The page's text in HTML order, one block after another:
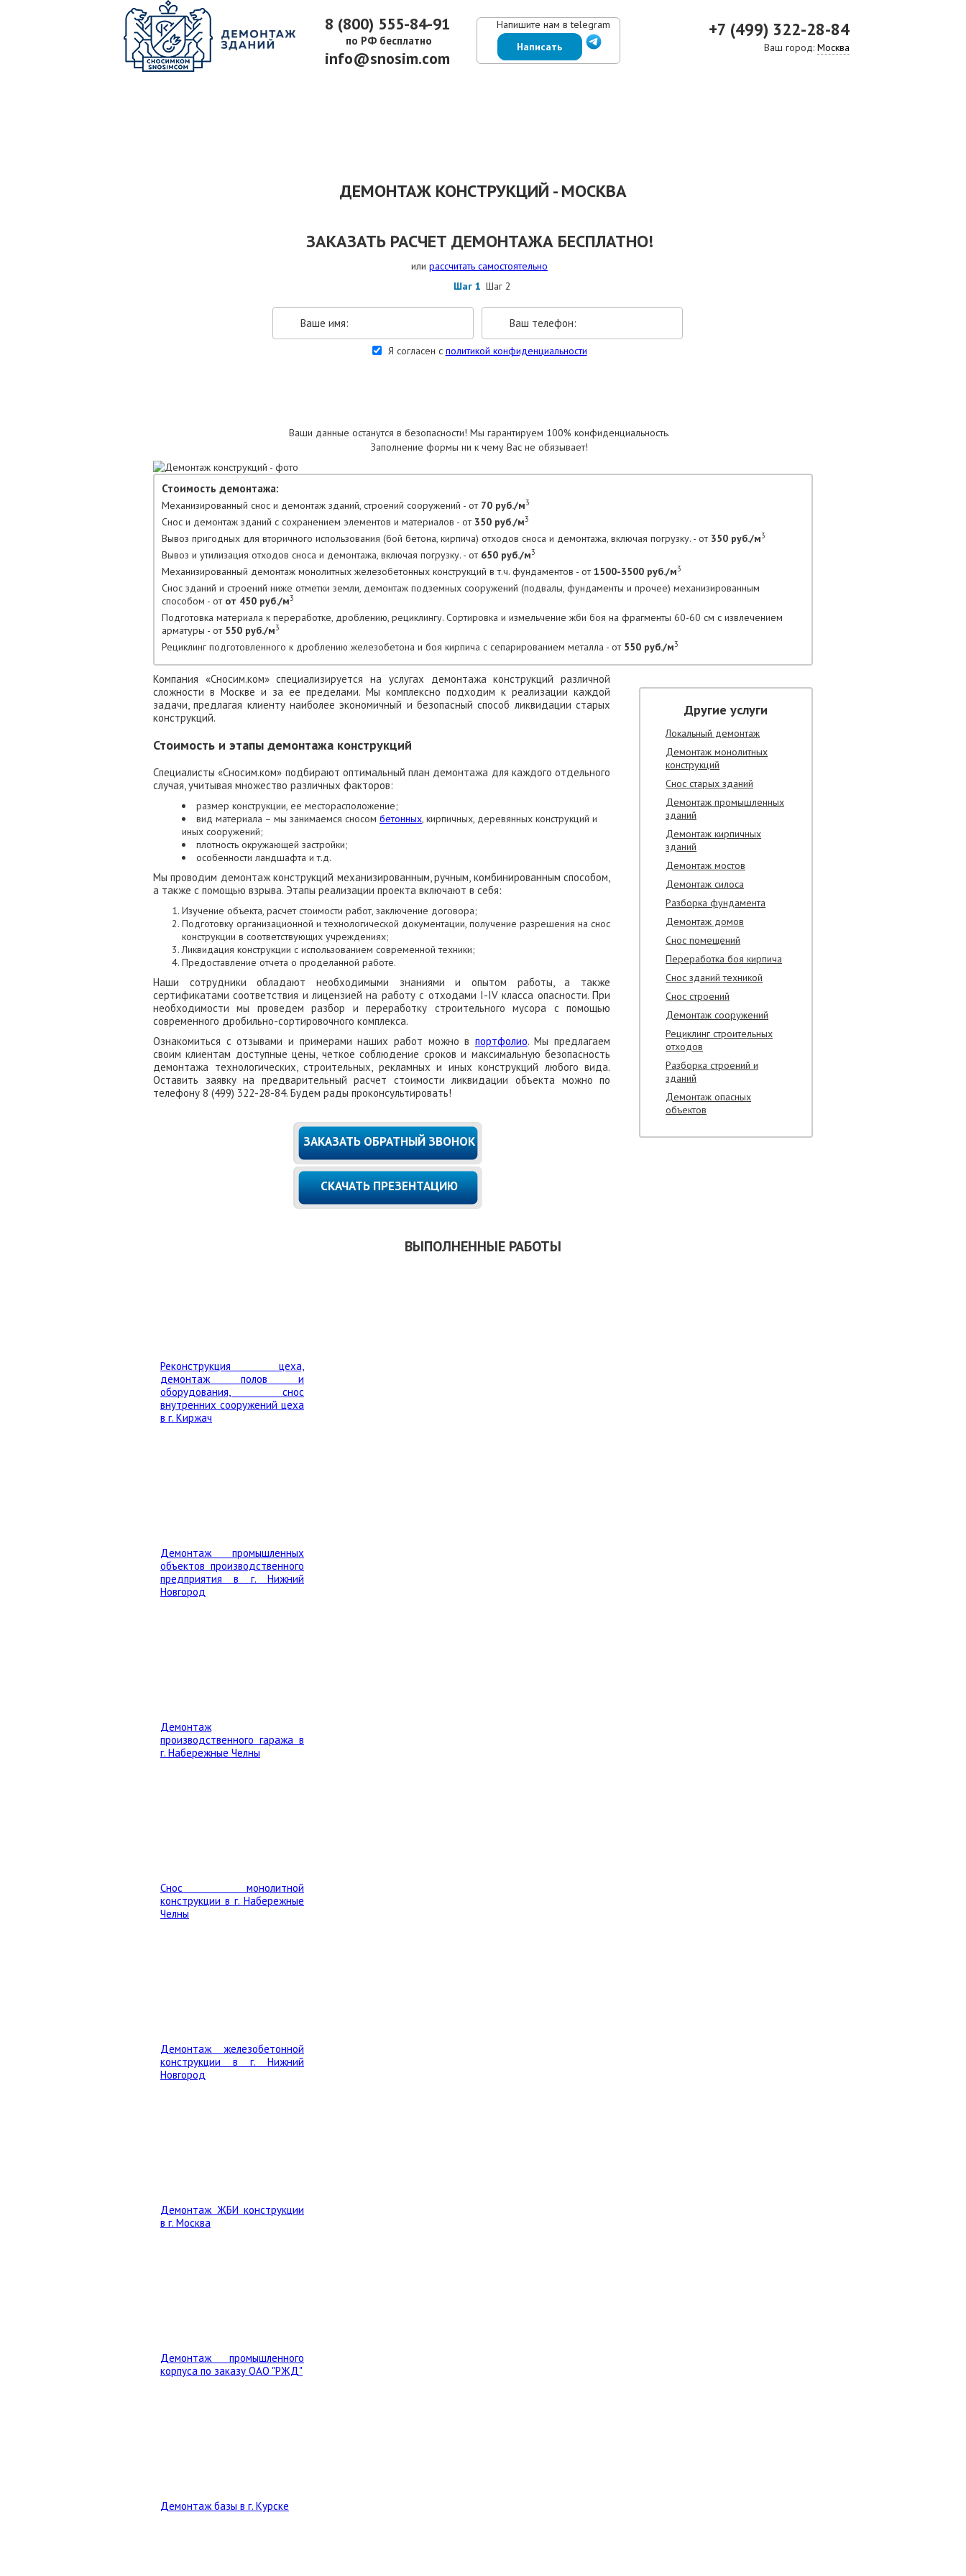
8 (800) 555-84-91
по РФ бесплатно
info@snosim.com
Напишите нам в telegram
Написать
+7 (499) 322-28-84
Ваш город: Москва
ДЕМОНТАЖ КОНСТРУКЦИЙ - МОСКВА
ЗАКАЗАТЬ РАСЧЕТ ДЕМОНТАЖА БЕСПЛАТНО!
или рассчитать самостоятельно
Шаг 1 Шаг 2
Я согласен с политикой конфиденциальности
Ваши данные останутся в безопасности! Мы гарантируем 100% конфиденциальность.
Заполнение формы ни к чему Вас не обязывает!
Стоимость демонтажа:
Механизированный снос и демонтаж зданий, строений сооружений - от 70 руб./м3
Снос и демонтаж зданий с сохранением элементов и материалов - от 350 руб./м3
Вывоз пригодных для вторичного использования (бой бетона, кирпича) отходов сноса и демонтажа, включая погрузку. - от 350 руб./м3
Вывоз и утилизация отходов сноса и демонтажа, включая погрузку. - от 650 руб./м3
Механизированный демонтаж монолитных железобетонных конструкций в т.ч. фундаментов - от1500-3500 руб./м3
Снос зданий и строений ниже отметки земли, демонтаж подземных сооружений (подвалы, фундаменты и прочее) механизированным
способом - от от 450 руб./м3
Подготовка материала к переработке, дроблению, рециклингу. Сортировка и измельчение жби боя на фрагменты 60-60 см с извлечением
арматуры - от 550 руб./м3
Рециклинг подготовленного к дроблению железобетона и боя кирпича с сепарированием металла - от 550 руб./м3
Другие услуги
Локальный демонтаж
Демонтаж монолитных
конструкций
Снос старых зданий
Демонтаж промышленных
зданий
Демонтаж кирпичных
зданий
Демонтаж мостов
Демонтаж силоса
Разборка фундамента
Демонтаж домов
Снос помещений
Переработка боя кирпича
Снос зданий техникой
Снос строений
Демонтаж сооружений
Рециклинг строительных
отходов
Разборка строений и
зданий
Демонтаж опасных
объектов
Компания «Сносим.ком» специализируется на услугах демонтажа конструкций различной
сложности в Москве и за ее пределами. Мы комплексно подходим к реализации каждой
задачи, предлагая клиенту наиболее экономичный и безопасный способ ликвидации старых
конструкций.
Стоимость и этапы демонтажа конструкций
Специалисты «Сносим.ком» подбирают оптимальный план демонтажа для каждого отдельного
случая, учитывая множество различных факторов:
размер конструкции, ее месторасположение;
вид материала – мы занимаемся сносом бетонных, кирпичных, деревянных конструкций и
иных сооружений;
плотность окружающей застройки;
особенности ландшафта и т.д.
Мы проводим демонтаж конструкций механизированным, ручным, комбинированным способом,
а также с помощью взрыва. Этапы реализации проекта включают в себя:
Изучение объекта, расчет стоимости работ, заключение договора;
Подготовку организационной и технологической документации, получение разрешения на снос
конструкции в соответствующих учреждениях;
Ликвидация конструкции с использованием современной техники;
Предоставление отчета о проделанной работе.
Наши сотрудники обладают необходимыми знаниями и опытом работы, а также
сертификатами соответствия и лицензией на работу с отходами I-IV класса опасности. При
необходимости мы проведем разбор и переработку строительного мусора с помощью
современного дробильно-сортировочного комплекса.
Ознакомиться с отзывами и примерами наших работ можно в портфолио. Мы предлагаем
своим клиентам доступные цены, четкое соблюдение сроков и максимальную безопасность
демонтажа технологических, строительных, рекламных и иных конструкций любого вида.
Оставить заявку на предварительный расчет стоимости ликвидации объекта можно по
телефону 8 (499) 322-28-84. Будем рады проконсультировать!
ЗАКАЗАТЬ ОБРАТНЫЙ ЗВОНОК
СКАЧАТЬ ПРЕЗЕНТАЦИЮ
ВЫПОЛНЕННЫЕ РАБОТЫ
Реконструкция цеха,
демонтаж полов и
оборудования, снос
внутренних сооружений цеха
в г. Киржач
Демонтаж промышленных
объектов производственного
предприятия в г. Нижний
Новгород
Демонтаж
производственного гаража в
г. Набережные Челны
Снос монолитной
конструкции в г. Набережные
Челны
Демонтаж железобетонной
конструкции в г. Нижний
Новгород
Демонтаж ЖБИ конструкции
в г. Москва
Демонтаж промышленного
корпуса по заказу ОАО "РЖД"
Демонтаж базы в г. Курске